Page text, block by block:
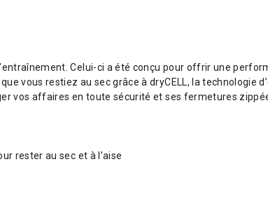
Celui-ci a été conçu pour offrir une
vous restiez au sec grâce à dryCELL, la technologie
vos affaires en toute sécurité et ses fermetures
rester au sec et à l’aise